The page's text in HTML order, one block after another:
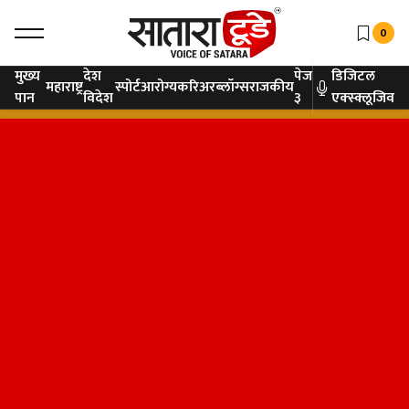
0
मुख्य
पान महाराष्ट्रदेश
विदेशस्पोर्टआरोग्यकरिअरब्लॉग्सराजकीयपेज
३
डिजिटल
एक्स्क्लूजिव